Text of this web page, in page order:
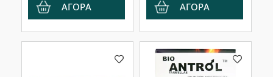
ΑΓΟΡΑ ΑΓΟΡΑ